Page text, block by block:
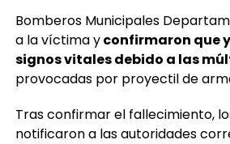
Bomberos Municipales
a la víctima yconfirmaron que
signos vitales debido a las
provocadas por proyectil de
Tras confirmar el fallecimiento,
notificaron a las autoridades